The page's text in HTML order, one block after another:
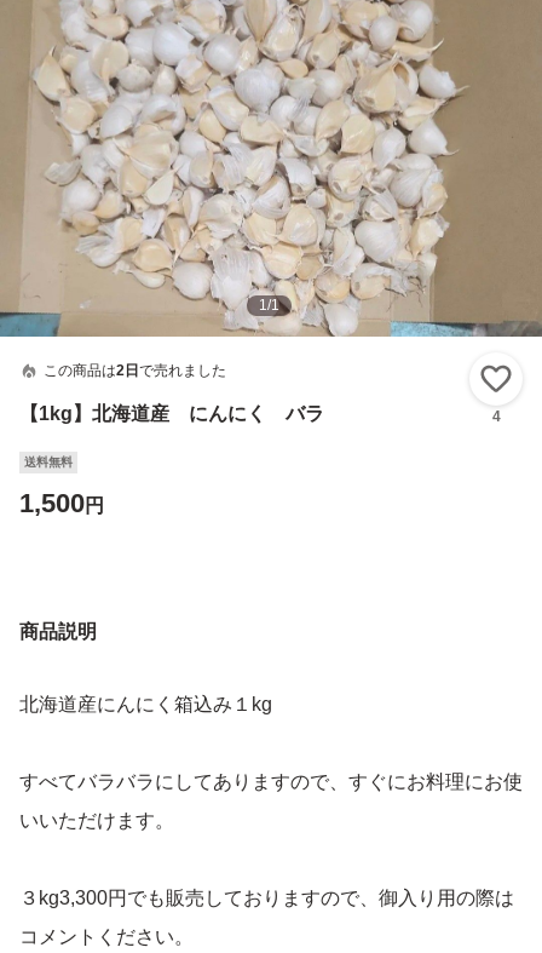
1/1
この商品は2日 で売れました
【1kg】北海道産 にんにく バラ 4
送料無料
1,500円
商品説明
北海道産にんにく箱込み１kg
すべてバラバラにしてありますので、すぐにお料理にお使
いいただけます。
３kg3,300円でも販売しておりますので、御入り用の際は
コメントください。